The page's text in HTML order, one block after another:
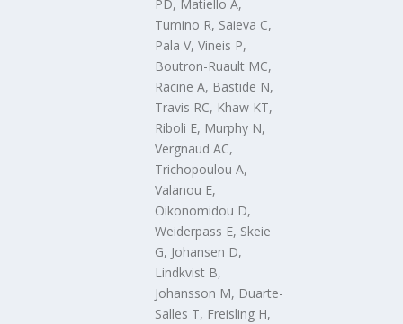
PD, Matiello A,
Tumino R, Saieva C,
Pala V, Vineis P,
Boutron-Ruault MC,
Racine A, Bastide N,
Travis RC, Khaw KT,
Riboli E, Murphy N,
Vergnaud AC,
Trichopoulou A,
Valanou E,
Oikonomidou D,
Weiderpass E, Skeie
G, Johansen D,
Lindkvist B,
Johansson M, Duarte-
Salles T, Freisling H,